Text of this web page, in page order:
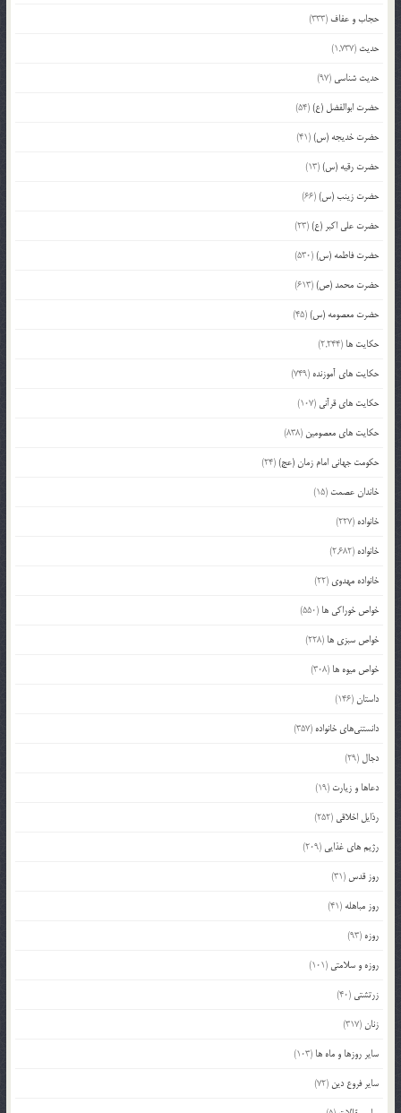
حجاب و عفاف (333)
حدیث (1,737)
حدیث شناسی (97)
حضرت ابوالفضل (ع)(54)
حضرت خدیجه (س)(41)
حضرت رقیه (س)(13)
حضرت زینب (س)(66)
حضرت علی اکبر (ع)(23)
حضرت فاطمه (س)(530)
حضرت محمد (ص)(613)
حضرت معصومه (س)(45)
حکایت ها (2,244)
حکایت های آموزنده (749)
حکایت های قرآنی (107)
حکایت های معصومین (838)
حکومت جهانی امام زمان (عج)(24)
خاندان عصمت (15)
خانواده (227)
خانواده (2,682)
خانواده مهدوی (22)
خواص خوراکی ها (550)
خواص سبزی ها (228)
خواص میوه ها (308)
داستان(146)
دانستنی‌های خانواده (357)
دجال (29)
دعاها و زیارت (19)
رذایل اخلاقی (252)
رژیم های غذایی (209)
روز قدس (31)
روز مباهله (41)
روزه (93)
روزه و سلامتی (101)
زرتشتی (40)
زنان(317)
سایر روزها و ماه ها (103)
سایر فروع دین (72)